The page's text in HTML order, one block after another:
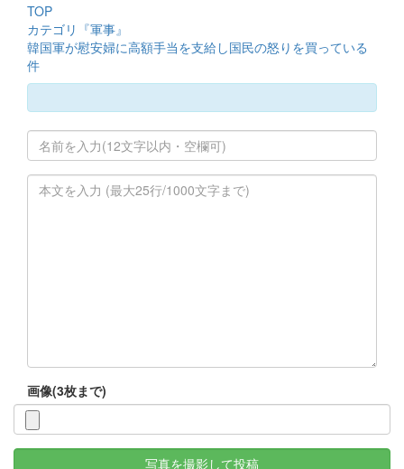
TOP
カテゴリ『軍事』
韓国軍が慰安婦に高額手当を支給し国民の怒りを買っている
件
画像(3枚まで)
写真を撮影して投稿